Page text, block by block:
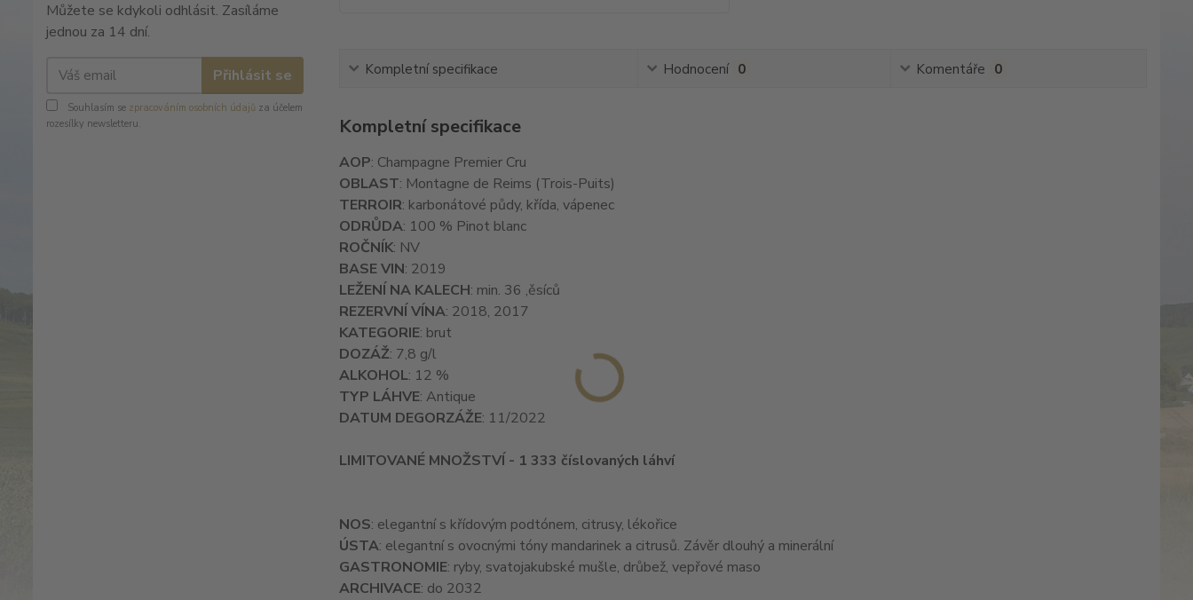
Můžete se kdykoli odhlásit. Zasíláme
jednou za 14 dní.
Přihlásit se
Souhlasím se zpracováním osobních údajů za účelem
rozesílky newsletteru.
Kompletní specifikace Hodnocení 0 Komentáře 0
Kompletní specifikace
AOP: Champagne Premier Cru
OBLAST: Montagne de Reims (Trois-Puits)
TERROIR: karbonátové půdy, křída, vápenec
ODRŮDA: 100 % Pinot blanc
ROČNÍK: NV
BASE VIN: 2019
LEŽENÍ NA KALECH: min. 36 ,ěsíců
REZERVNÍ VÍNA: 2018, 2017
KATEGORIE: brut
DOZÁŽ: 7,8 g/l
ALKOHOL: 12 %
TYP LÁHVE: Antique
DATUM DEGORZÁŽE: 11/2022
LIMITOVANÉ MNOŽSTVÍ - 1 333 číslovaných láhví
NOS: elegantní s křídovým podtónem, citrusy, lékořice
ÚSTA: elegantní s ovocnými tóny mandarinek a citrusů. Závěr dlouhý a minerální
GASTRONOMIE: ryby, svatojakubské mušle, drůbež, vepřové maso
ARCHIVACE: do 2032